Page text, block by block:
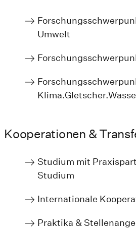
Umwelt
Kooperationen &
Studium mit
Studium
Internationale
Praktika &